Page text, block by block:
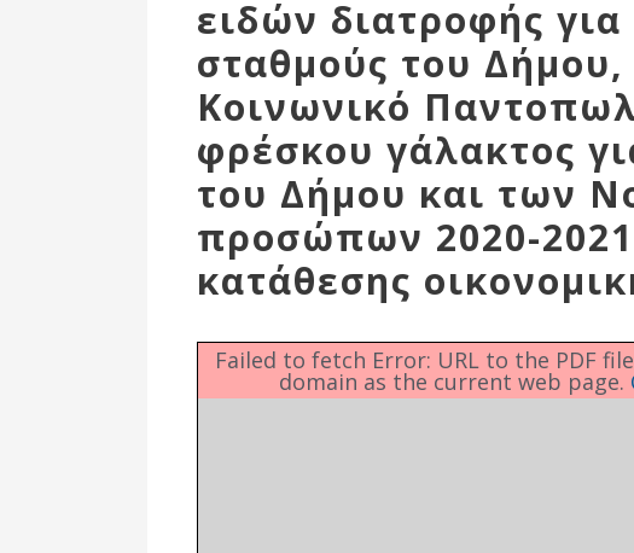
Δημοτική
Βιβλιοθήκη
Δίκτυο
Εθελοντισμού
Δήμου Πρέβεζας
Κέντρο δια βίου
Μάθησης
ειδών διατροφής
σταθμούς του Δήμου,
Κοινωνικό
φρέσκου γάλακτος
του Δήμου και των
προσώπων 2020-
κατάθεσης
Failed to fetch Error: URL to the PDF
domain as the current web page.